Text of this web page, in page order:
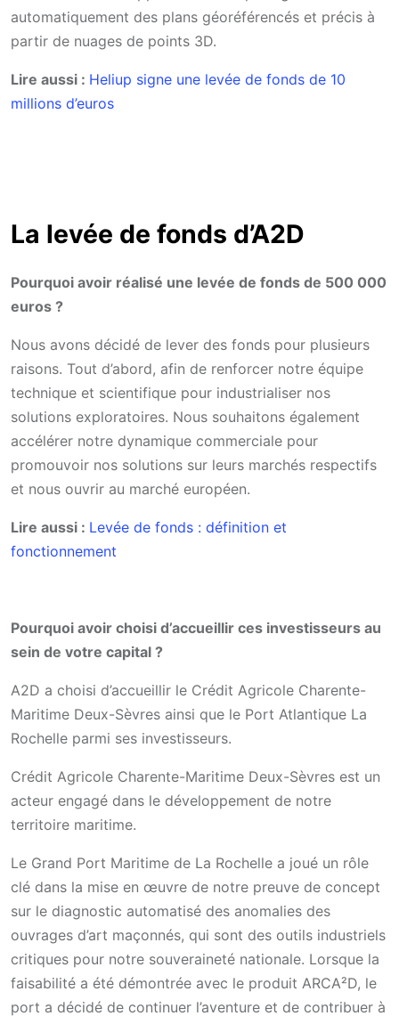
automatiquement des plans géoréférencés et précis à
partir de nuages de points 3D.
Lire aussi : Heliup signe une levée de fonds de 10
millions d’euros
La levée de fonds d’A2D
Pourquoi avoir réalisé une levée de fonds de 500 000
euros ?
Nous avons décidé de lever des fonds pour plusieurs
raisons. Tout d’abord, afin de renforcer notre équipe
technique et scientifique pour industrialiser nos
solutions exploratoires. Nous souhaitons également
accélérer notre dynamique commerciale pour
promouvoir nos solutions sur leurs marchés respectifs
et nous ouvrir au marché européen.
Lire aussi : Levée de fonds : définition et
fonctionnement
Pourquoi avoir choisi d’accueillir ces investisseurs au
sein de votre capital ?
A2D a choisi d’accueillir le Crédit Agricole Charente-
Maritime Deux-Sèvres ainsi que le Port Atlantique La
Rochelle parmi ses investisseurs.
Crédit Agricole Charente-Maritime Deux-Sèvres est un
acteur engagé dans le développement de notre
territoire maritime.
Le Grand Port Maritime de La Rochelle a joué un rôle
clé dans la mise en œuvre de notre preuve de concept
sur le diagnostic automatisé des anomalies des
ouvrages d’art maçonnés, qui sont des outils industriels
critiques pour notre souveraineté nationale. Lorsque la
faisabilité a été démontrée avec le produit ARCA²D, le
port a décidé de continuer l’aventure et de contribuer à